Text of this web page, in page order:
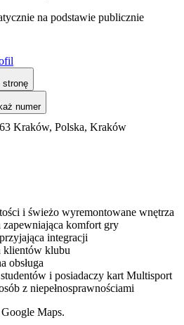
na podstawie publicznie
stronę
numer
Kraków, Polska, Kraków
i świeżo wyremontowane wnętrza
komfort gry
integracji
klientów klubu
obsługa
i posiadaczy kart Multisport
z niepełnosprawnościami
Maps.